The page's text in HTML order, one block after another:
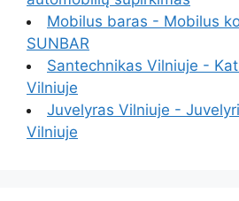
Mobilus baras - Mobilus
SUNBAR
Santechnikas Vilniuje -
Vilniuje
Juvelyras Vilniuje -
Vilniuje